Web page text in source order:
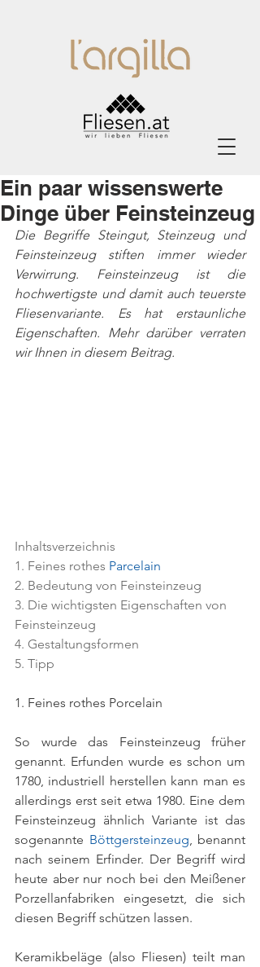
Ein paar wissenswerte
Dinge über Feinsteinzeug
Die Begriffe Steingut, Steinzeug und
Feinsteinzeug stiften immer wieder
Verwirrung. Feinsteinzeug ist die
hochwertigste und damit auch teuerste
Fliesenvariante. Es hat erstaunliche
Eigenschaften. Mehr darüber verraten
wir Ihnen in diesem Beitrag.
Inhaltsverzeichnis
1. Feines rothes Parcelain
2. Bedeutung von Feinsteinzeug
3. Die wichtigsten Eigenschaften von
Feinsteinzeug
4. Gestaltungsformen
5. Tipp
1. Feines rothes Porcelain
So wurde das Feinsteinzeug früher
genannt. Erfunden wurde es schon um
1780, industriell herstellen kann man es
allerdings erst seit etwa 1980. Eine dem
Feinsteinzeug ähnlich Variante ist das
sogenannte Böttgersteinzeug , benannt
nach seinem Erfinder. Der Begriff wird
heute aber nur noch bei den Meißener
Porzellanfabriken eingesetzt, die sich
diesen Begriff schützen lassen.
Keramikbeläge (also Fliesen) teilt man